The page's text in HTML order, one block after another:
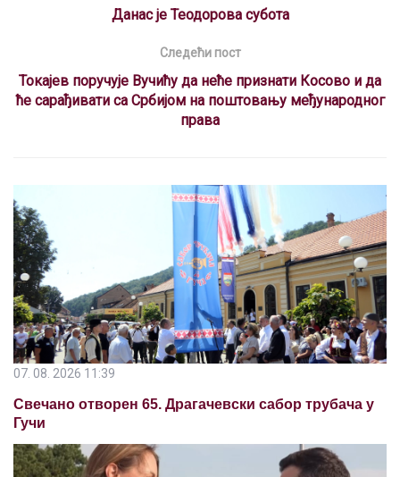
o
p
p
m
s
Данас је Теодорова субота
Следећи пост
Токајев поручује Вучићу да неће признати Косово и да
ће сарађивати са Србијом на поштовању међународног
права
07. 08. 2026 11:39
Свечано отворен 65. Драгачевски сабор трубача у
Гучи